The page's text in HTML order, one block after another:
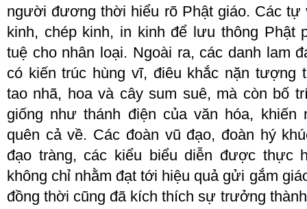
người đương thời hiểu rõ Phật giáo. Các tự
kinh, chép kinh, in kinh để lưu thông Phật
tuệ cho nhân loại. Ngoài ra, các danh lam
có kiến trúc hùng vĩ, điêu khắc nặn tượng
tao nhã, hoa và cây sum suê, mà còn bố
giống như thánh điện của văn hóa,
quên cả về. Các đoàn vũ đạo, đoàn hý
đạo tràng, các kiểu biểu diễn được thực
không chỉ nhằm đạt tới hiệu quả gửi gắm
đồng thời cũng đã kích thích sự trưởng